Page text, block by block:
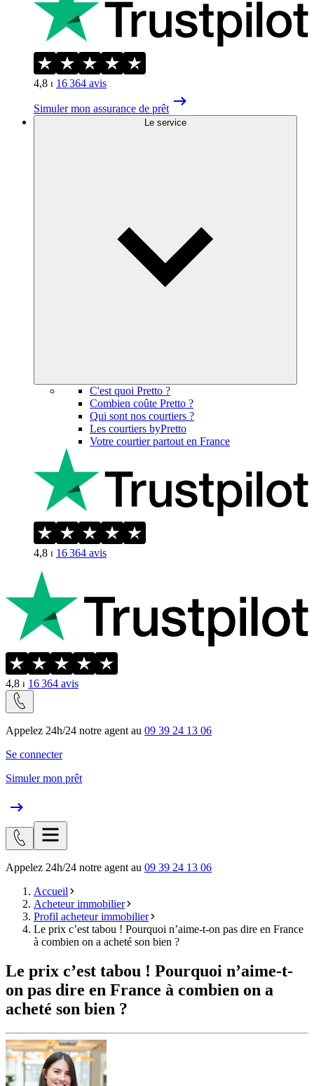
4,8 ⏐ 16 364 avis
Simuler mon assurance de prêt
Le service
C'est quoi Pretto ?
Combien coûte Pretto ?
Qui sont nos courtiers ?
Les courtiers byPretto
Votre courtier partout en France
4,8 ⏐ 16 364 avis
4,8 ⏐ 16 364 avis
Appelez 24h/24 notre agent au 09 39 24 13 06
Se connecter
Simuler mon prêt
Appelez 24h/24 notre agent au 09 39 24 13 06
Accueil
Acheteur immobilier
Profil acheteur immobilier
Le prix c’est tabou ! Pourquoi n’aime-t-on pas dire en France
à combien on a acheté son bien ?
Le prix c’est tabou ! Pourquoi n’aime-t-
on pas dire en France à combien on a
acheté son bien ?